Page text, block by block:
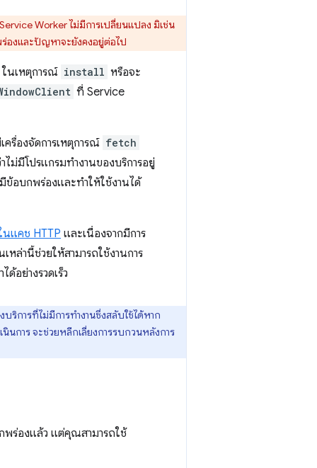
Worker ไม่มีการเปลี่ยนแปลง มิเช่น
องและปัญหาจะยังคงอยู่ต่อไป
ในเหตุการณ์ install หรือจะ
ที่ Service
รื่องจัดการเหตุการณ์ fetch
ไม่มีโปรแกรมทำงานของบริการอยู่
อบกพร่องและทำให้ใช้งานได้
นแคช HTTP และเนื่องจากมีการ
หล่านี้ช่วยให้สามารถใช้งานการ
อย่างรวดเร็ว
ริการที่ไม่มีการทำงานซึ่งสลับใช้ได้หาก
นการ จะช่วยหลีกเลี่ยงการรบกวนหลังการ
พร่องแล้ว แต่คุณสามารถใช้